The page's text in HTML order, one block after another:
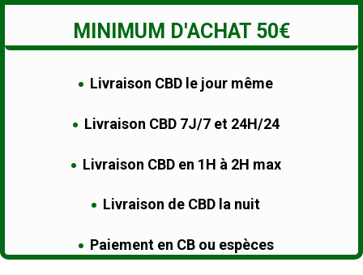
MINIMUM D'ACHAT 50€
Livraison CBD le jour même
Livraison CBD 7J/7 et 24H/24
Livraison CBD en 1H à 2H max
Livraison de CBD la nuit
Paiement en CB ou espèces